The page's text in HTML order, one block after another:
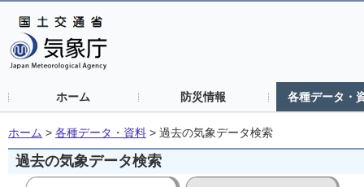
ホーム 防災情報 各種データ・
ホーム > 各種データ・資料 > 過去の気象データ検索
過去の気象データ検索